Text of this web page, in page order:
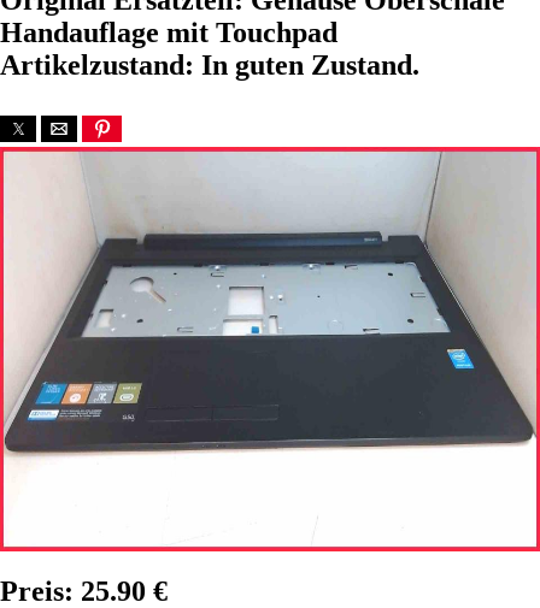
Handauflage mit Touchpad
Artikelzustand: In guten Zustand.
Preis: 25.90 €